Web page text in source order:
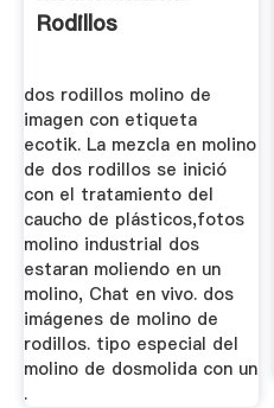
Rodillos
dos rodillos molino de
imagen con etiqueta
ecotik. La mezcla en molino
de dos rodillos se inició
con el tratamiento del
caucho de plásticos,fotos
molino industrial dos
estaran moliendo en un
molino, Chat en vivo. dos
imágenes de molino de
rodillos. tipo especial del
molino de dosmolida con un
.